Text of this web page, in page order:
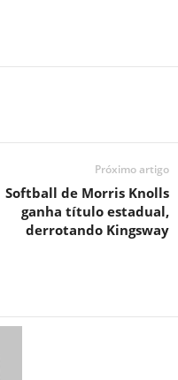
Próximo artigo
Softball de Morris Knolls
ganha título estadual,
derrotando Kingsway